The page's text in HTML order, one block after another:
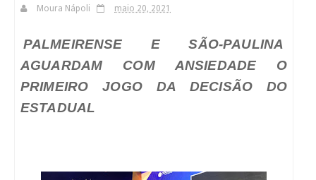
Moura Nápoli maio 20, 2021
PALMEIRENSE E SÃO-PAULINA
AGUARDAM COM ANSIEDADE O
PRIMEIRO JOGO DA DECISÃO DO
ESTADUAL